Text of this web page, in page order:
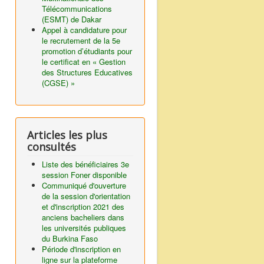
Télécommunications
(ESMT) de Dakar
Appel à candidature pour
le recrutement de la 5e
promotion d’étudiants pour
le certificat en « Gestion
des Structures Educatives
(CGSE) »
Articles les plus
consultés
Liste des bénéficiaires 3e
session Foner disponible
Communiqué d'ouverture
de la session d'orientation
et d'inscription 2021 des
anciens bacheliers dans
les universités publiques
du Burkina Faso
Période d'inscription en
ligne sur la plateforme